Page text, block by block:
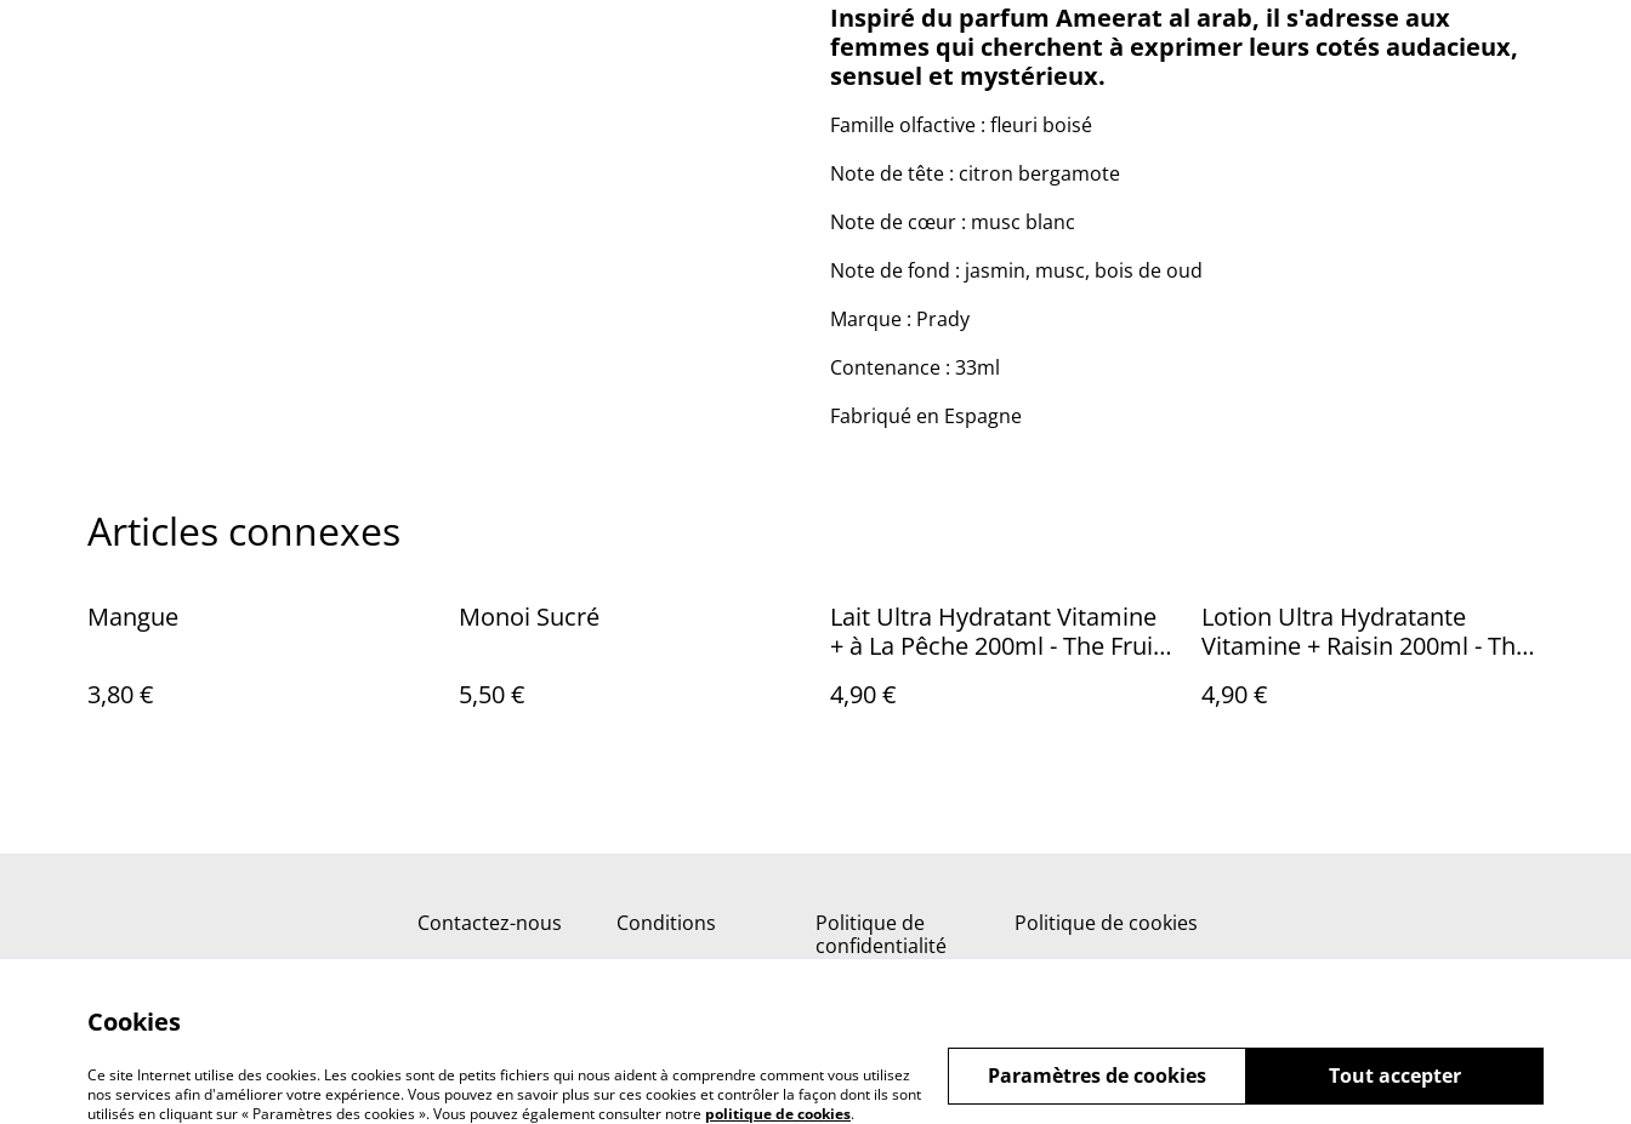
Inspiré du parfum Ameerat al arab, il s'adresse aux
femmes qui cherchent à exprimer leurs cotés audacieux,
sensuel et mystérieux.
Famille olfactive : fleuri boisé
Note de tête : citron bergamote
Note de cœur : musc blanc
Note de fond : jasmin, musc, bois de oud
Marque : Prady
Contenance : 33ml
Fabriqué en Espagne
Articles connexes
Mangue
3,80 €
Monoi Sucré
5,50 €
Lait Ultra Hydratant Vitamine
+ à La Pêche 200ml - The Fruit
4,90 €
Lotion Ultra Hydratante
Vitamine + Raisin 200ml - The
4,90 €
Contactez-nous Conditions
Politique de
confidentialité
Politique de cookies
Cookies
Ce site Internet utilise des cookies. Les cookies sont de petits fichiers qui nous aident à comprendre comment vous utilisez
nos services afin d'améliorer votre expérience. Vous pouvez en savoir plus sur ces cookies et contrôler la façon dont ils sont
utilisés en cliquant sur « Paramètres des cookies ». Vous pouvez également consulter notre politique de cookies.
Tout accepter
Paramètres de cookies